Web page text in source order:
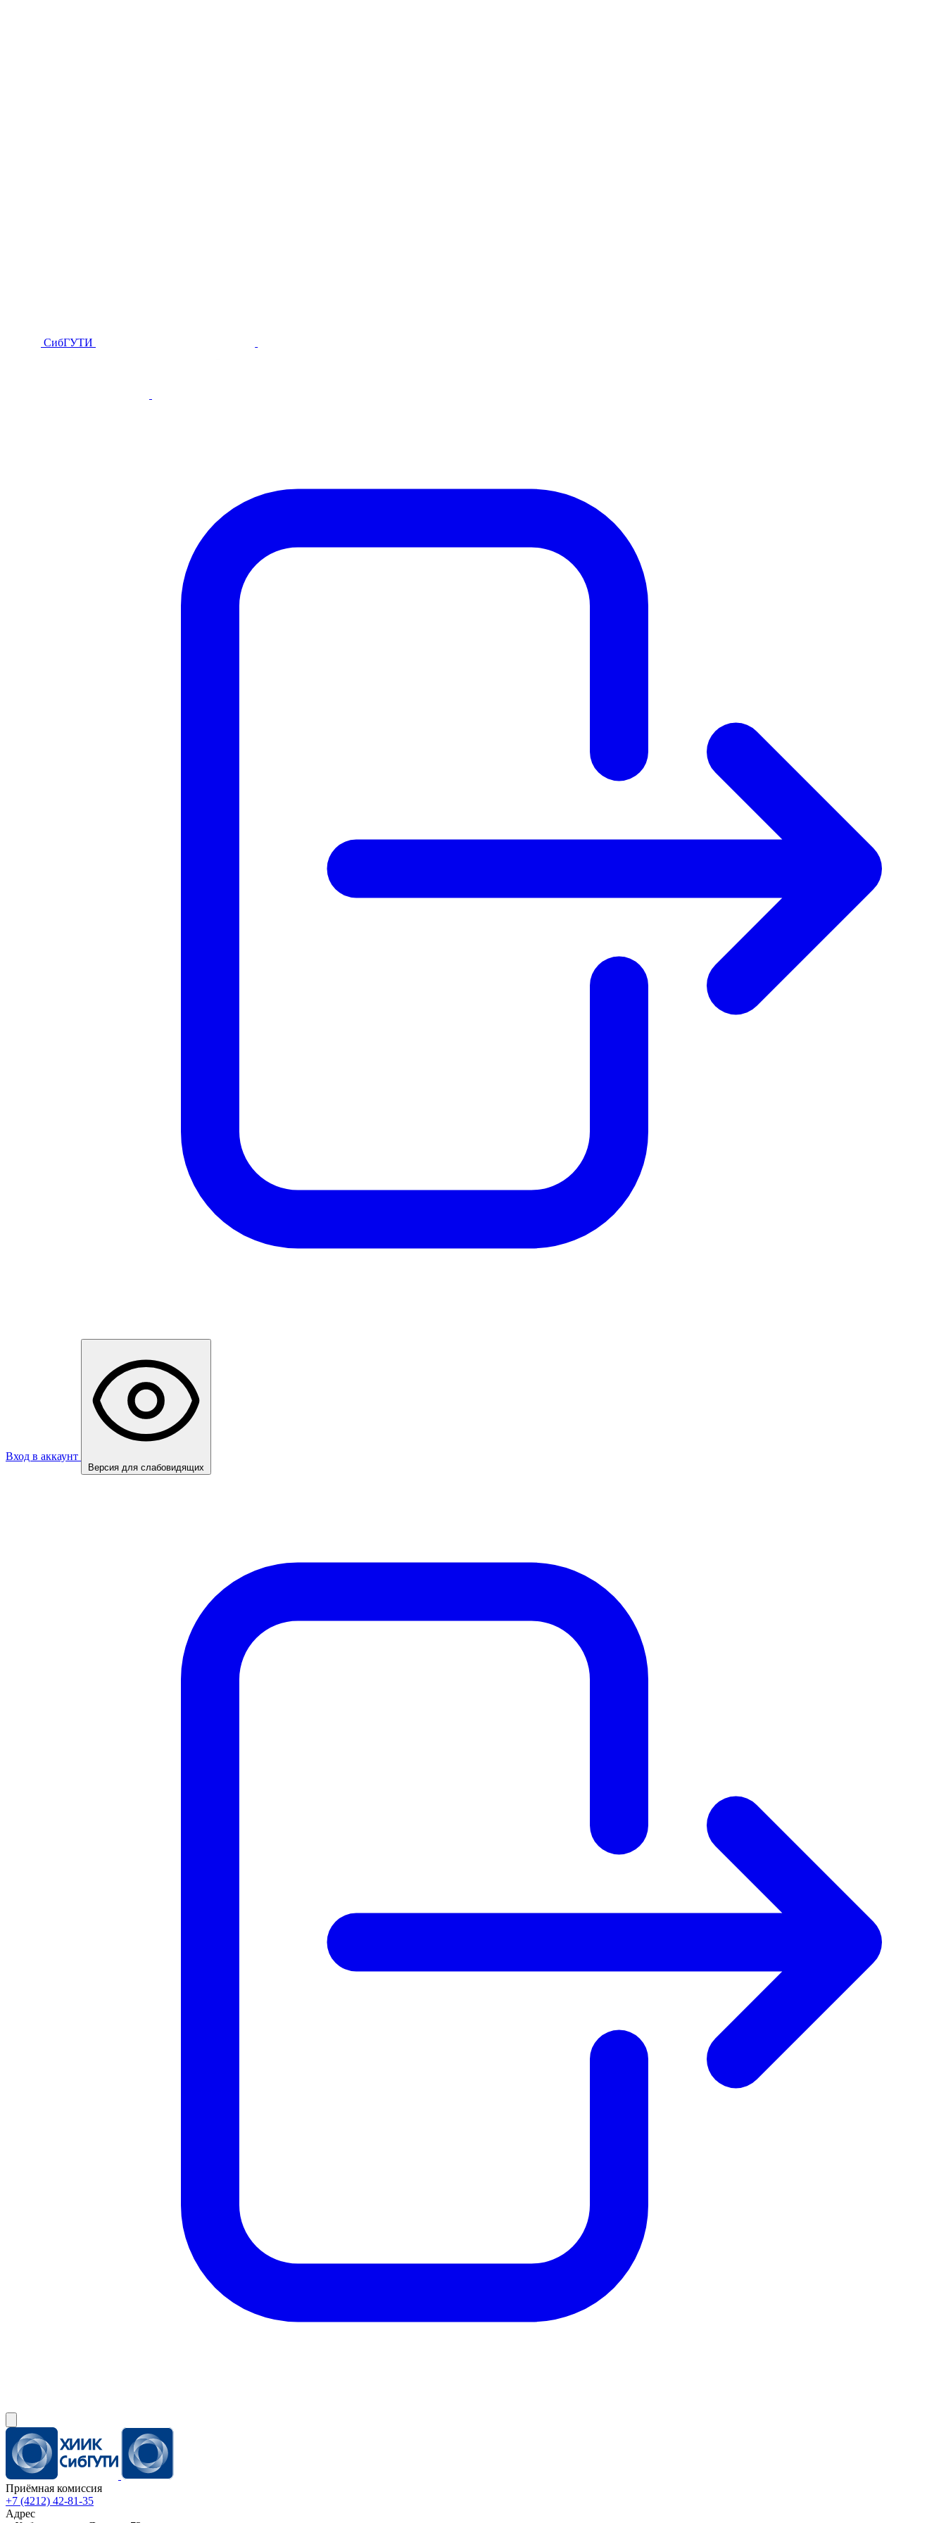
СибГУТИ
Вход в аккаунт
Версия для слабовидящих
Приёмная комиссия
+7 (4212) 42-81-35
Адрес